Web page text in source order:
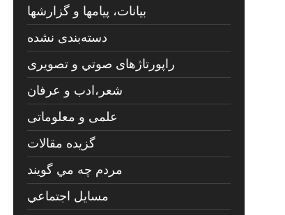
بیانات، پیامها و گزارشها
دسته‌بندی نشده
راپورتاژهای صوتي و تصويری
شعر،ادب و عرفان
علمی و معلوماتی
گزیده مقالات
مردم چه مي گويند
مسايل اجتماعي